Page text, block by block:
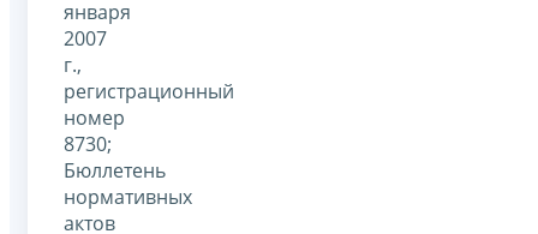
января
2007
г.,
регистрационный
номер
8730;
Бюллетень
нормативных
актов